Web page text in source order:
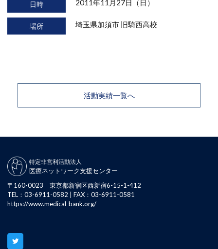
日時 2011年11月27日（日）
場所 埼玉県加須市 旧騎西高校
活動実績一覧へ
特定非営利活動法人
医療ネットワーク支援センター
〒160-0023 東京都新宿区西新宿6-15-1-412
TEL：03-6911-0582 | FAX：03-6911-0581
https://www.medical-bank.org/